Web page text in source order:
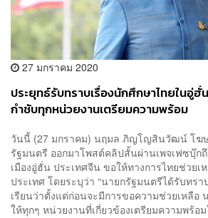
27 มกราคม 2020
ประยุทธ์รับทราบเรื่องนักศึกษาไทยในอู่
กำชับทุกหน่วยงานเตรียมความพร้อม
วันนี้ (27 มกราคม) นฤมล ภิญโญสินวัฒน์ โฆ
รัฐมนตรี ออกมาโพสต์คลิปสั้นผ่านเพจเฟซบุ๊ก
เมืองอู่ฮั่น ประเทศจีน ขอให้ทางการไทยช่วยเ
ประเทศ โดยระบุว่า “นายกรัฐมนตรีได้รับทรา
เรียนว่าตั้งแต่ก่อนจะมีการขอความช่วยเหลือ
ให้ทุกๆ หน่วยงานที่เกี่ยวข้องเตรียมความพร้อ